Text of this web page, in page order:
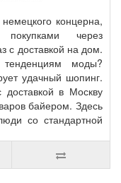
концерна,
покупками через
с доставкой на дом.
моды?
удачный шопинг.
доставкой в Москву
байером. Здесь
со стандартной